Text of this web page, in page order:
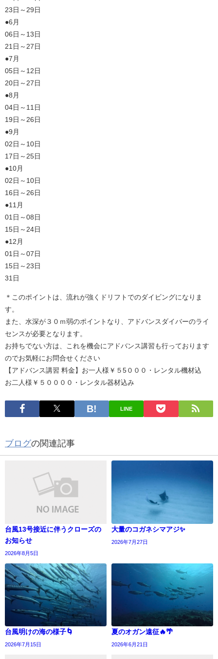
23日～29日
●6月
06日～13日
21日～27日
●7月
05日～12日
20日～27日
●8月
04日～11日
19日～26日
●9月
02日～10日
17日～25日
●10月
02日～10日
16日～26日
●11月
01日～08日
15日～24日
●12月
01日～07日
15日～23日
31日
＊このポイントは、流れが強くドリフトでのダイビングになりま
す。
また、水深が３０ｍ弱のポイントなり、アドバンスダイバーのライ
センスが必要となります。
お持ちでない方は、これを機会にアドバンス講習も行っております
のでお気軽にお問合せください
【アドバンス講習 料金】お一人様￥５5０００・レンタル機材込
お二人様￥５００００・レンタル器材込み
LINE
ブログの関連記事
台風13号接近に伴うクローズの
お知らせ
2026年8月5日
大量のコガネシマアジ✨
2026年7月27日
台風明けの海の様子🌀
2026年7月15日
夏のオガン遠征🔥🌴
2026年6月21日